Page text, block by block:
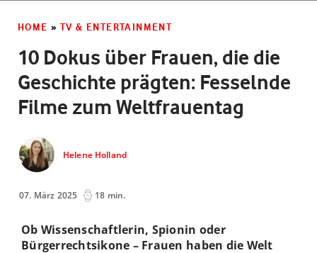
HOME » TV & ENTERTAINMENT
10 Dokus über Frauen, die die
Geschichte prägten: Fesselnde
Filme zum Weltfrauentag
Helene Holland
07. März 2025 18 min.
Ob Wissenschaftlerin, Spionin oder
Bürgerrechtsikone – Frauen haben die Welt